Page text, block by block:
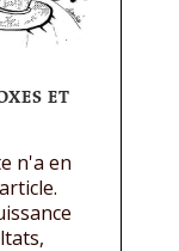
ET
n'a en